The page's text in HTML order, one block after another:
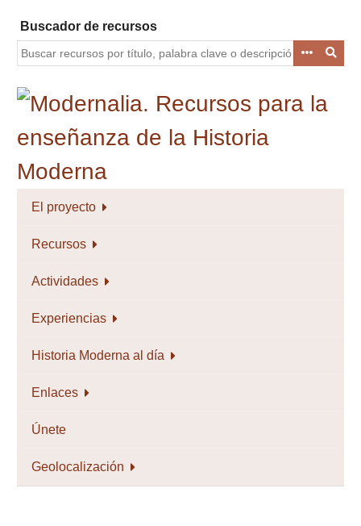
contenido
principal
Buscador de recursos
El proyecto
Recursos
Actividades
Experiencias
Historia Moderna al día
Enlaces
Únete
Geolocalización